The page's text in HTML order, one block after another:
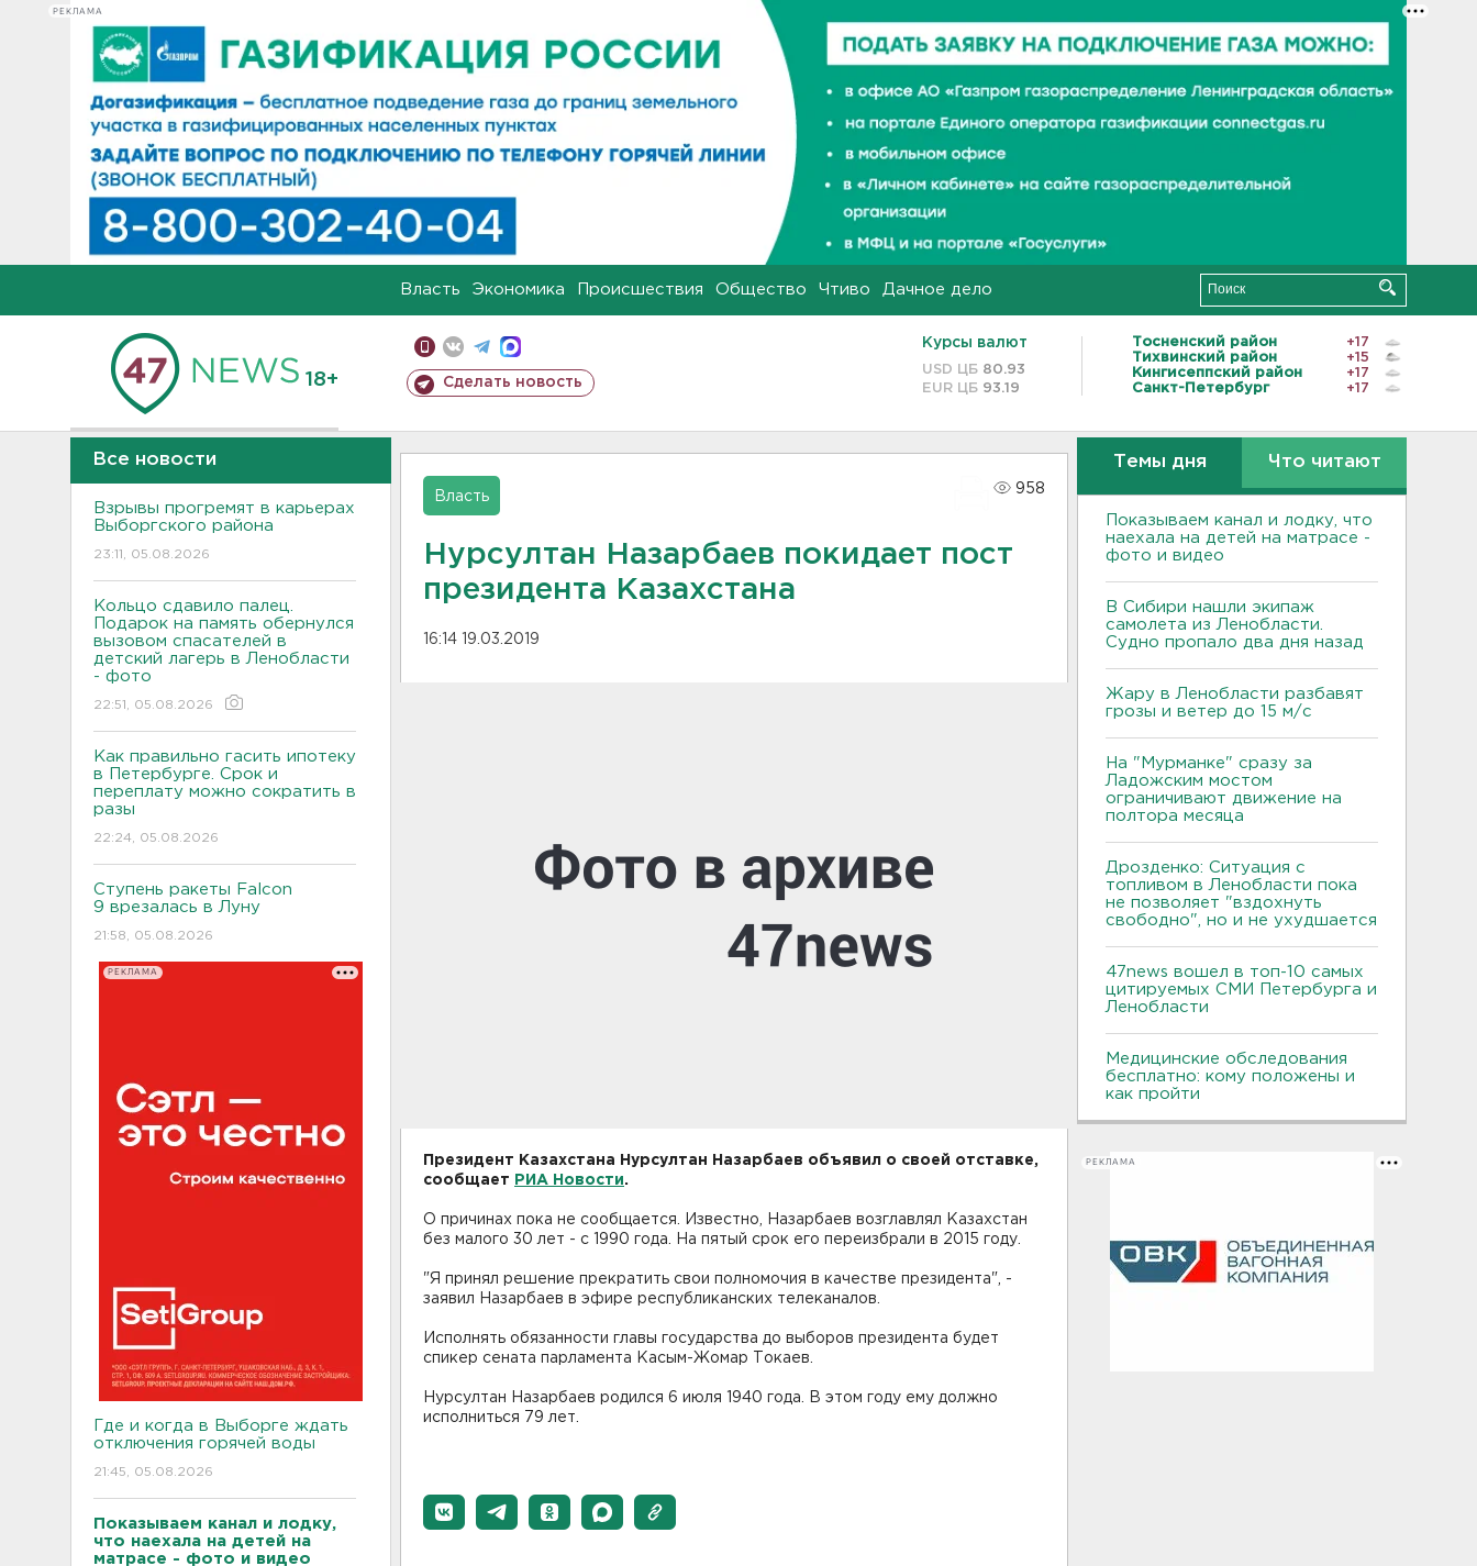
РЕКЛАМА
Власть Экономика Происшествия Общество Чтиво Дачное дело
18+ Сделать новость
Курсы валют
USD ЦБ 80.93
EUR ЦБ 93.19
Тосненский район
+17
Тихвинский район
+15
Кингисеппский район
+17
Санкт-Петербург
+17
Все новости
Взрывы прогремят в карьерах
Выборгского района
23:11, 05.08.2026
Кольцо сдавило палец.
Подарок на память обернулся
вызовом спасателей в
детский лагерь в Ленобласти
- фото
22:51, 05.08.2026
Как правильно гасить ипотеку
в Петербурге. Срок и
переплату можно сократить в
разы
22:24, 05.08.2026
Ступень ракеты Falcon
9 врезалась в Луну
21:58, 05.08.2026
РЕКЛАМА
Где и когда в Выборге ждать
отключения горячей воды
21:45, 05.08.2026
Показываем канал и лодку,
что наехала на детей на
матрасе - фото и видео
Власть
958
Нурсултан Назарбаев покидает пост
президента Казахстана
16:14 19.03.2019
Президент Казахстана Нурсултан Назарбаев объявил о своей отставке,
сообщает
РИА Новости.
О причинах пока не сообщается. Известно, Назарбаев возглавлял Казахстан
без малого 30 лет - с 1990 года. На пятый срок его переизбрали в 2015 году.
"Я принял решение прекратить свои полномочия в качестве президента", -
заявил Назарбаев в эфире республиканских телеканалов.
Исполнять обязанности главы государства до выборов президента будет
спикер сената парламента Касым-Жомар Токаев.
Нурсултан Назарбаев родился 6 июля 1940 года. В этом году ему должно
исполниться 79 лет.
Темы дня Что читают
Показываем канал и лодку, что
наехала на детей на матрасе -
фото и видео
В Сибири нашли экипаж
самолета из Ленобласти.
Судно пропало два дня назад
Жару в Ленобласти разбавят
грозы и ветер до 15 м/с
На "Мурманке" сразу за
Ладожским мостом
ограничивают движение на
полтора месяца
Дрозденко: Ситуация с
топливом в Ленобласти пока
не позволяет "вздохнуть
свободно", но и не ухудшается
47news вошел в топ-10 самых
цитируемых СМИ Петербурга и
Ленобласти
Медицинские обследования
бесплатно: кому положены и
как пройти
РЕКЛАМА